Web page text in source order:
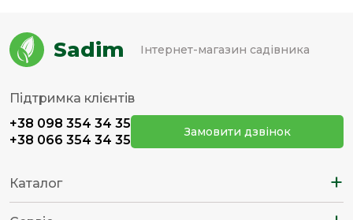
Sadim Інтернет-магазин садівника
Підтримка клієнтів
+38 098 354 34 35
+38 066 354 34 35
Замовити дзвінок
Каталог +